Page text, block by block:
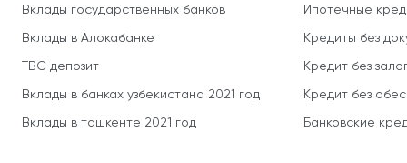
Вклады государственных банков
Вклады в Алокабанке
TBC депозит
Вклады в банках узбекистана 2021 год
Вклады в ташкенте 2021 год
Ипотечные
Кредиты без
Кредит без
Кредит без
Банковские